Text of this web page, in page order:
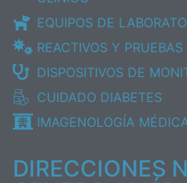
EQUIPOS DE
REACTIVOS Y PRUEBAS
DISPOSITIVOS DE
CUIDADO DIABETES
IMAGENOLOGÍA
DIRECCIONES